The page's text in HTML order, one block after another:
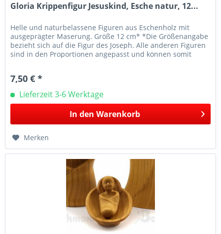
Gloria Krippenfigur Jesuskind, Esche natur, 12...
Helle und naturbelassene Figuren aus Eschenholz mit
ausgeprägter Maserung. Größe 12 cm* *Die Größenangabe
bezieht sich auf die Figur des Joseph. Alle anderen Figuren
sind in den Proportionen angepasst und können somit
7,50 € *
Lieferzeit 3-6 Werktage
In den Warenkorb
Merken